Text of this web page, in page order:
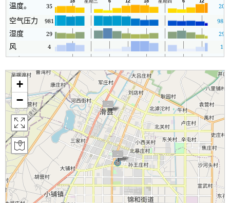
温度。 35 20
空气压力 981 981
湿度 29 29
风 4 1
Rain - 0
+
−